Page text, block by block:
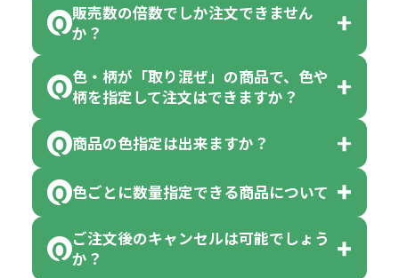
販売数の倍数でしか注文できません
か？
一部商品（※）を除き、注文可能数
です。
ります。
【例】注文可能数が100個の場合
色・柄が「取り混ぜ」の商品で、色や
柄を指定して注文はできますか？
「色・柄 取り混ぜ」のラベルがつい
ている商品は、色指定不可となって
ん。
商品の色指定は出来ますか？
色指定できる商品もございますが商
品の詳細に「色・柄 取り混ぜ」のラ
ベルや商品画像に「〇色取混ぜ」な
色ごとに数量指定できる商品について
「選べる本体色」のラベルが付いて
ご注文後のキャンセルは可能でしょう
か？